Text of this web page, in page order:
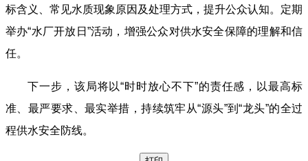
标含义、常见水质现象原因及处理方式，提升公众认知。定期
举办“水厂开放日”活动，增强公众对供水安全保障的理解和信
任。
下一步，该局将以“时时放心不下”的责任感，以最高标
准、最严要求、最实举措，持续筑牢从“源头”到“龙头”的全过
程供水安全防线。